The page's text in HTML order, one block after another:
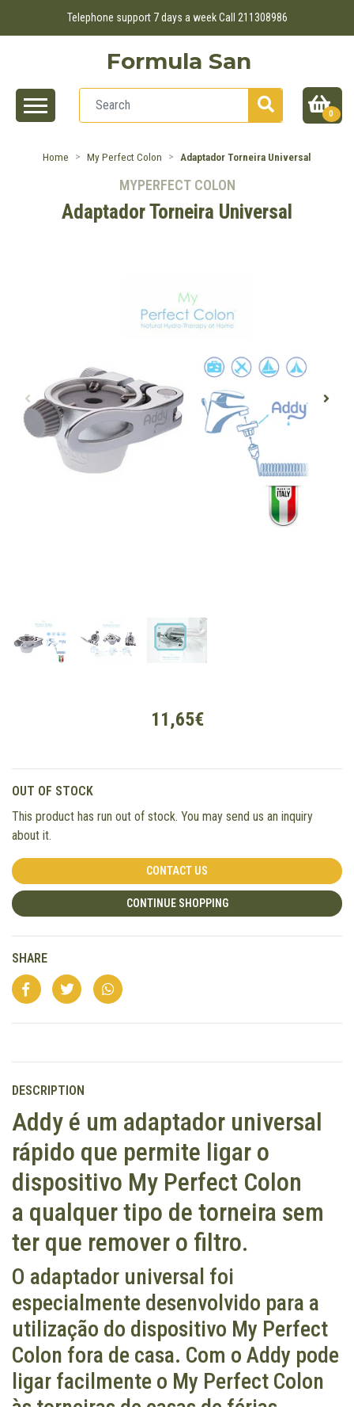
Telephone support 7 days a week Call 211308986
Formula San
0
Home My Perfect Colon Adaptador Torneira Universal
MYPERFECT COLON
Adaptador Torneira Universal
11,65€
OUT OF STOCK
This product has run out of stock. You may send us an inquiry
about it.
CONTACT US
CONTINUE SHOPPING
SHARE
DESCRIPTION
Addy é um adaptador universal
rápido que permite ligar o
dispositivo My Perfect Colon
a qualquer tipo de torneira sem
ter que remover o filtro.
O adaptador universal foi
especialmente desenvolvido para a
utilização do dispositivo My Perfect
Colon fora de casa. Com o Addy pode
ligar facilmente o My Perfect Colon